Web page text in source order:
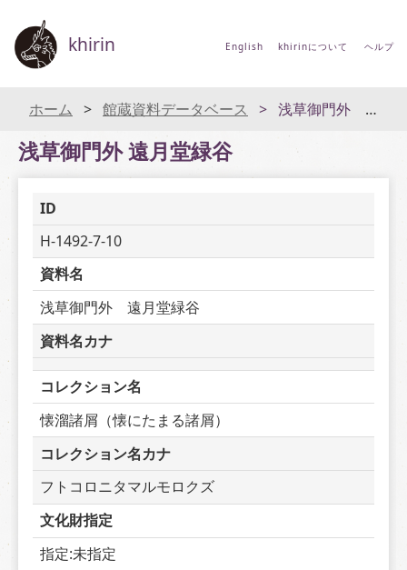
khirin English khirinについて ヘルプ
ホーム 館蔵資料データベース 浅草御門外 遠月堂緑谷
浅草御門外 遠月堂緑谷
ID
H-1492-7-10
資料名
浅草御門外　遠月堂緑谷
資料名カナ
コレクション名
懐溜諸屑（懐にたまる諸屑）
コレクション名カナ
フトコロニタマルモロクズ
文化財指定
指定:未指定